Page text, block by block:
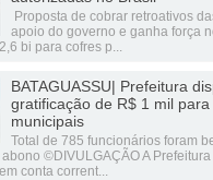
Proposta de cobrar retroativos
apoio do governo e ganha força
bi para cofres p...
BATAGUASSU| Prefeitura
gratificação de R$ 1 mil
municipais
Total de 785 funcionários foram
©DIVULGAÇÃO A
conta corrent...